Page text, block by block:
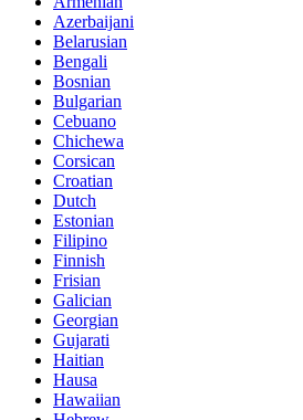
Azerbaijani
Belarusian
Bengali
Bosnian
Bulgarian
Cebuano
Chichewa
Corsican
Croatian
Dutch
Estonian
Filipino
Finnish
Frisian
Galician
Georgian
Gujarati
Haitian
Hausa
Hawaiian